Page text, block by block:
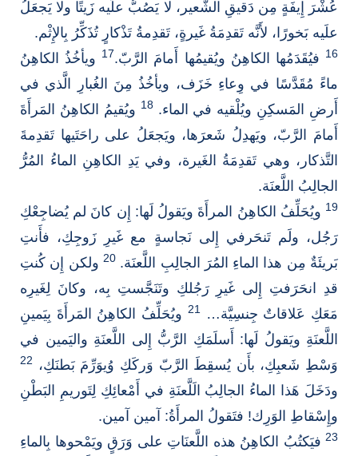
عُشْرَ إِيفَةٍ مِن دَقيقِ الشَّعير، لا يَصُبُّ علَيه زَيتًا ولا يَجعَلُ
علَيه بَخورًا، لأَنَّه تَقدِمَةُ غَيرةٍ، تَقدِمةُ تَذْكارٍ تُذَكِّرُ بِالإِثْم.
16 فيُقَدَمُها الكاهِنُ ويُقيمُها أَمامَ الرَّبّ.17 ويأخُذُ الكاهِنُ
ماءً مُقَدَّسًا في وِعاءِ خَزَف، ويأخُذُ مِنَ الغُبارِ الَّذي في
أَرضِ المَسكِنِ ويُلْقيه في الماء.18 ويُقيمُ الكاهِنُ المَرأَةَ
أَمامَ الرَّبّ، ويَهدِلُ شَعرَها، ويَجعَلُ على راحَتَيها تَقدِمةَ
التَّذكار، وهي تَقدِمَةُ الغَيرة، وفي يَدِ الكاهِنِ الماءُ المُرُّ
الجالِبُ اللَّعنَة.
19 ويُحَلِّفُ الكاهِنُ المرأَةَ ويَقولُ لَها: إِن كانَ لم يُضاجِعْكِ
رَجُل، ولَم تَنحَرفي إِلى نَجاسةٍ مع غَيرِ زَوجِكِ، فأَنتِ
بَريئَةٌ مِن هذا الماءِ المُرَ الجالِبِ اللَّعنَة.20 ولكن إِن كُنتِ
قدِ انحَرَفتِ إِلى غَيرِ رَجُلكِ وتَنَجَّستِ بِه، وكانَ لِغَيرِه
مَعَكِ عَلاقاتٌ جِنسِيَّة…21 ويُحَلِّفُ الكاهِنُ المَرأَةَ بِيَمينِ
اللَّعنَةِ ويَقولُ لَها: أَسلَمَكِ الرَّبُّ إِلى اللَّعنَةِ واليَمين في
وَسْطِ شَعبِكِ، بأَن يُسقِطَ الرَّبّ وَركَكِ وُيوَرِّمَ بَطنَكِ،
22
ودَخَلَ هَذا الماءُ الجالِبُ الَلَّعنَةِ في أَمْعائِكِ لِتَوريمِ البَطْنِ
وإِسْقاطِ الوَرِك! فتَقولُ المرأَةُ: آمين آمين.
23 فيَكتُبُ الكاهِنُ هذه اللَّعنَاتِ على وَرَقٍ ويَمْحوها بِالماءِ